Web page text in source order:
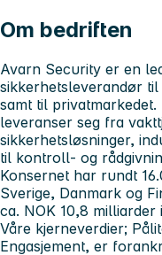
Om bedriften
Avarn Security er en
sikkerhetsleverandør
samt til
leveranser seg fra
sikkerhetsløsninger,
til kontroll- og
Konsernet har rundt
Sverige, Danmark og
ca. NOK 10,8 milliarder
Våre kjerneverdier;
Engasjement, er